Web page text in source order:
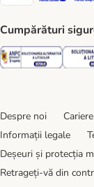
Cumpărături
Despre noi
Informații legale
Deșeuri și protecția
Retrageți-vă din